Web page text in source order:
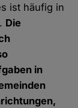
ist häufig in
Die
in